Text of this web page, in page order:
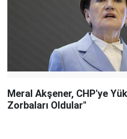
Meral Akşener, CHP'ye
Zorbaları Oldular"